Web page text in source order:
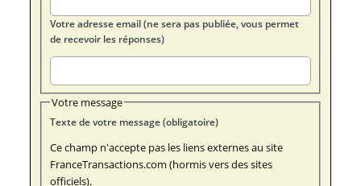
Votre adresse email (ne sera pas publiée, vous permet
de recevoir les réponses)
Votre message
Texte de votre message (obligatoire)
Ce champ n'accepte pas les liens externes au site
FranceTransactions.com (hormis vers des sites
officiels).